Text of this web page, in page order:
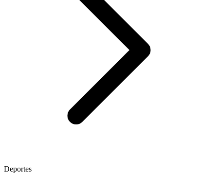
Deportes